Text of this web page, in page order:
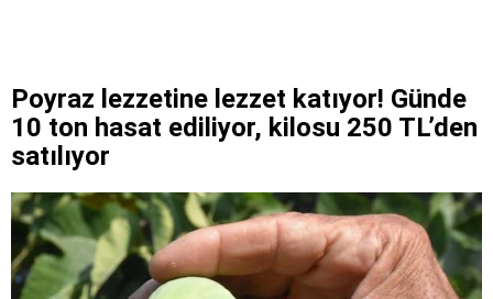
Poyraz lezzetine lezzet katıyor! Günde
10 ton hasat ediliyor, kilosu 250 TL’den
satılıyor